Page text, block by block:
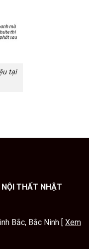
tại
NỘI THẤT NHẬT
Bắc, Bắc Ninh [ Xem